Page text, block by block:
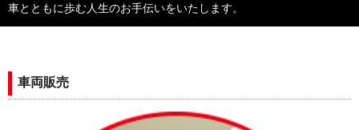
車とともに歩む人生のお手伝いをいたします。
車両販売